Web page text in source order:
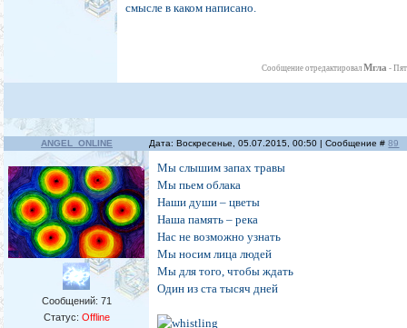
смысле в каком написано.
Сообщение отредактировалМгла -
ANGEL_ONLINE Дата: Воскресенье, 05.07.2015, 00:50 | Сообщение #89
Сообщений: 71
Статус: Offline
Мы слышим запах травы
Мы пьем облака
Наши души – цветы
Наша память – река
Нас не возможно узнать
Мы носим лица людей
Мы для того, чтобы ждать
Один из ста тысяч дней